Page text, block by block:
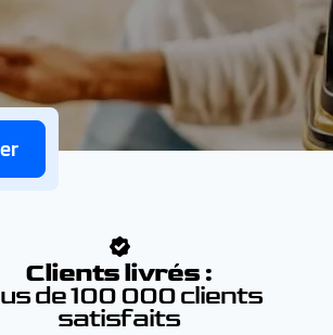
Clients livrés :
de 100 000 clients
satisfaits